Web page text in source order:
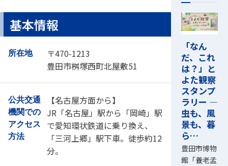
基本情報
所在地
〒470-1213
豊田市桝塚西町北屋敷51
公共交通
機関での
アクセス
方法
【名古屋方面から】
JR「名古屋」駅から「岡崎」駅
で愛知環状鉄道に乗り換え、
「三河上郷」駅下車。徒歩約12
分。
「なん
だ、これ
は？」と
よた観察
スタンプ
ラリー ―
虫も、風
景も、暮
ら…
豊田市博物
館「養老孟